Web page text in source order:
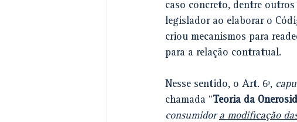
caso concreto, dentre
legislador ao elaborar o
criou mecanismos para
para a relação contratual.
Nesse sentido, o Art. 6º,
chamada “Teoria da
consumidor a modificação